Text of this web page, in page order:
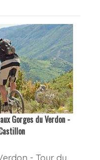
Gorges du Verdon -
- Tour du